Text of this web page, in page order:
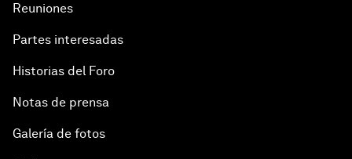
Reuniones
Partes interesadas
Historias del Foro
Notas de prensa
Galería de fotos